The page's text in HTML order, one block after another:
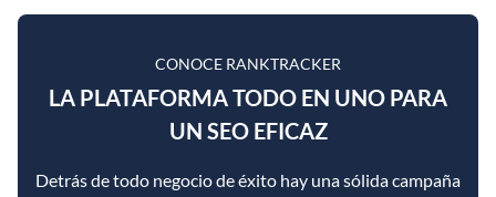
CONOCE RANKTRACKER
LA PLATAFORMA TODO EN UNO PARA
UN SEO EFICAZ
Detrás de todo negocio de éxito hay una sólida campaña